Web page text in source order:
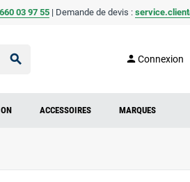
03 97 55 | Demande de devis :
search person Connexion
ACCESSOIRES MARQUES